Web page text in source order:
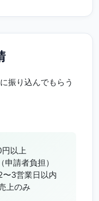
振り込んでもらう
以上
申請者負担）
〜3営業日以内
上のみ